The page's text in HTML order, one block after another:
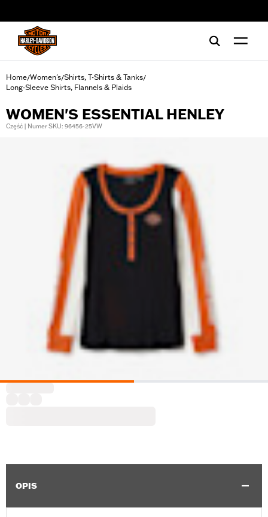
Home/Women's/Shirts, T-Shirts & Tanks/
Long-Sleeve Shirts, Flannels & Plaids
WOMEN'S ESSENTIAL HENLEY
Część | Numer SKU: 96456-25VW
OPIS